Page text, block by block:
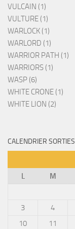
VULCAIN (1)
VULTURE (1)
WARLOCK (1)
WARLORD (1)
WARRIOR PATH (1)
WARRIORS (1)
WASP (6)
WHITE CRONE (1)
WHITE LION (2)
CALENDRIER SORTIES
L
M
3
4
10
11